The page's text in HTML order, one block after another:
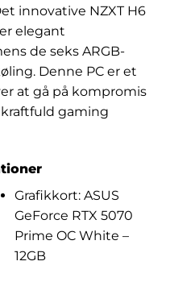
innovative NZXT H6
elegant
de seks ARGB-
Denne PC er et
at gå på kompromis
gaming
Grafikkort: ASUS
GeForce RTX 5070
Prime OC White –
12GB